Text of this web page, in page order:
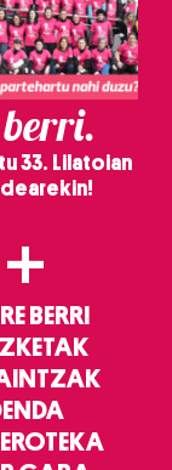
33. Lilatoian
+
BERRI